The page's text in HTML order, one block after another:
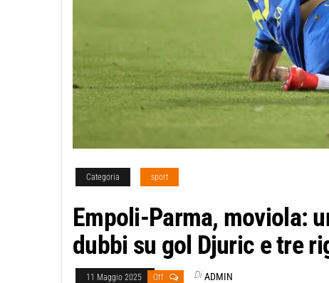
Categoria sport
Empoli-Parma, moviola:
dubbi su gol Djuric e tre
11 Maggio 2025 Off Di ADMIN